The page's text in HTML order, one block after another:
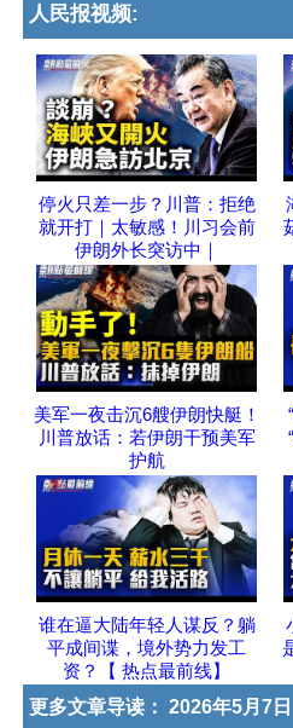
人民报视频:
停火只差一步？川普：拒绝
就开打｜太敏感！川习会前
伊朗外长突访中｜
美军一夜击沉6艘伊朗快艇！
川普放话：若伊朗干预美军
护航
谁在逼大陆年轻人谋反？躺
平成间谍，境外势力发工
资？【 热点最前线】
更多文章导读： 2026年5月7日